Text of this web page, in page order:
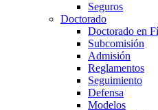
Seguros
Doctorado
Doctorado en
Subcomisión
Admisión
Reglamentos
Seguimiento
Defensa
Modelos